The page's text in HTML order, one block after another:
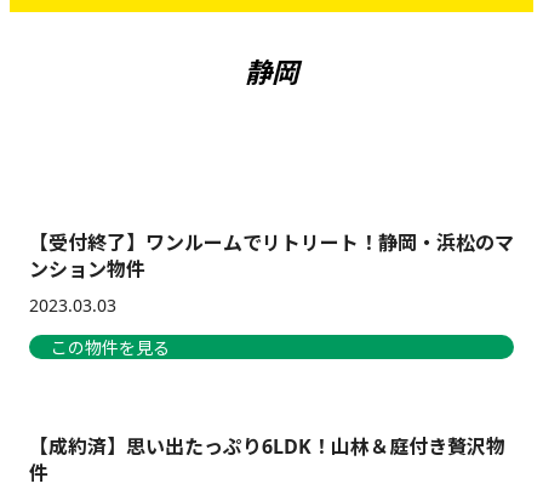
静岡
【受付終了】ワンルームでリトリート！静岡・浜松のマ
ンション物件
2023.03.03
この物件を見る
【成約済】思い出たっぷり6LDK！山林＆庭付き贅沢物
件